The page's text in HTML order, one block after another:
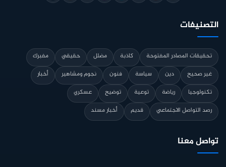
التصنيفات
تحقيقات المصادر المفتوحة كاذبة مضلل حقيقي
مفبرك
غير صحيح
دين سياسة فنون نجوم ومشاهير
أخبار
تكنولوجيا
رياضة توعية توضيح
عسكري
رصد التواصل الاجتماعي
قديم أخبار مسند
تواصل معنا